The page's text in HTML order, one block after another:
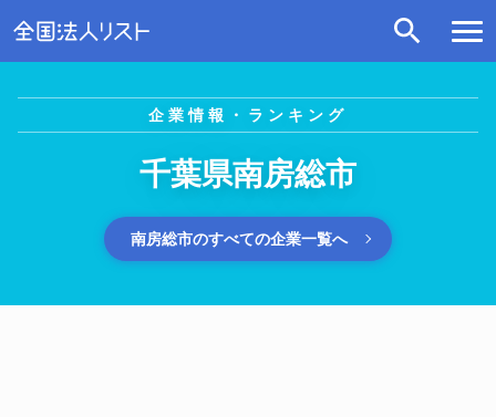
企業情報・ランキング
千葉県南房総市
南房総市のすべての企業一覧へ